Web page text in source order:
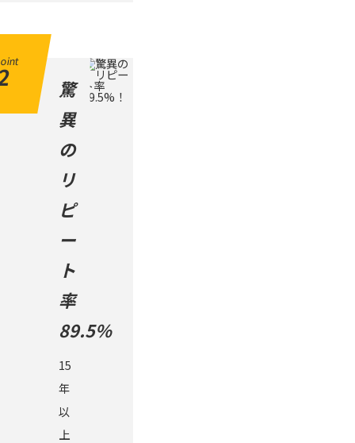
驚
異
の
リ
ピ
ー
ト
率
89.5%
15
年
以
上